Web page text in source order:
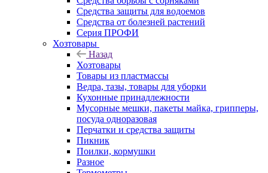
Средства защиты для водоемов
Средства от болезней растений
Серия ПРОФИ
Хозтовары
Назад
Хозтовары
Товары из пластмассы
Ведра, тазы, товары для уборки
Кухонные принадлежности
Мусорные мешки, пакеты майка, грипперы,
посуда одноразовая
Перчатки и средства защиты
Пикник
Поилки, кормушки
Разное